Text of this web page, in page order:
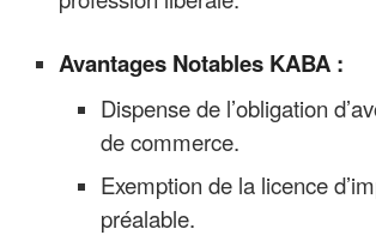
Avantages Notables KABA :
Dispense de l’obligation
de commerce.
Exemption de la licence
préalable.